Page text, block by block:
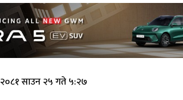
२०८१ साउन २५ गते ५:२७